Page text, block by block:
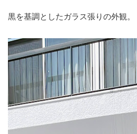
黒を基調としたガラス張りの外観。